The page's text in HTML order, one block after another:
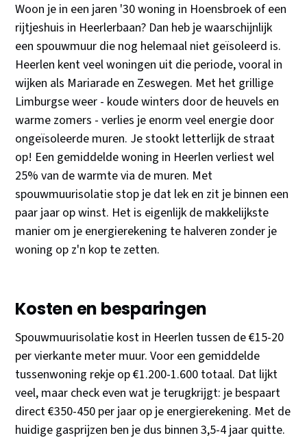
Woon je in een jaren '30 woning in Hoensbroek of een
rijtjeshuis in Heerlerbaan? Dan heb je waarschijnlijk
een spouwmuur die nog helemaal niet geïsoleerd is.
Heerlen kent veel woningen uit die periode, vooral in
wijken als Mariarade en Zeswegen. Met het grillige
Limburgse weer - koude winters door de heuvels en
warme zomers - verlies je enorm veel energie door
ongeïsoleerde muren. Je stookt letterlijk de straat
op! Een gemiddelde woning in Heerlen verliest wel
25% van de warmte via de muren. Met
spouwmuurisolatie stop je dat lek en zit je binnen een
paar jaar op winst. Het is eigenlijk de makkelijkste
manier om je energierekening te halveren zonder je
woning op z'n kop te zetten.
Kosten en besparingen
Spouwmuurisolatie kost in Heerlen tussen de €15-20
per vierkante meter muur. Voor een gemiddelde
tussenwoning rekje op €1.200-1.600 totaal. Dat lijkt
veel, maar check even wat je terugkrijgt: je bespaart
direct €350-450 per jaar op je energierekening. Met de
huidige gasprijzen ben je dus binnen 3,5-4 jaar quitte.